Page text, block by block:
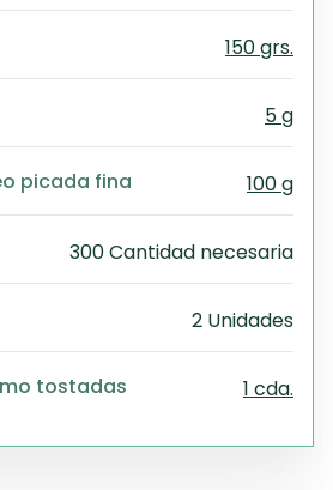
150 grs.
5 g
picada fina 100 g
300 Cantidad necesaria
2 Unidades
tostadas 1 cda.